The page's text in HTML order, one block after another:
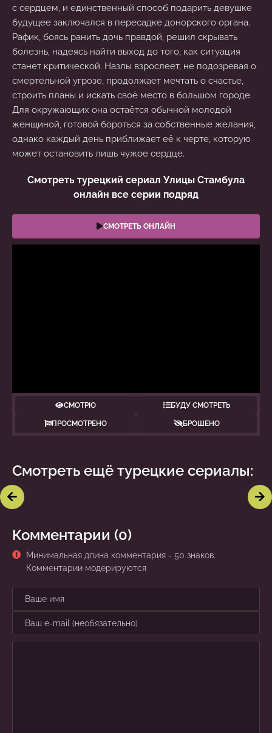
с сердцем, и единственный способ подарить девушке
будущее заключался в пересадке донорского органа.
Рафик, боясь ранить дочь правдой, решил скрывать
болезнь, надеясь найти выход до того, как ситуация
станет критической. Назлы взрослеет, не подозревая о
смертельной угрозе, продолжает мечтать о счастье,
строить планы и искать своё место в большом городе.
Для окружающих она остаётся обычной молодой
женщиной, готовой бороться за собственные желания,
однако каждый день приближает её к черте, которую
может остановить лишь чужое сердце.
Смотреть турецкий сериал Улицы Стамбула
онлайн все серии подряд
СМОТРЕТЬ ОНЛАЙН
СМОТРЮ БУДУ СМОТРЕТЬ
ПРОСМОТРЕНО БРОШЕНО
Смотреть ещё турецкие сериалы:
Вавилон Ты назови
Комментарии (0)
Минимальная длина комментария - 50 знаков.
Комментарии модерируются